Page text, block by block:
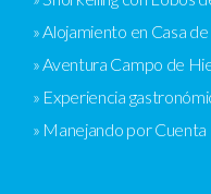
» Alojamiento en Casa
» Aventura Campo de
» Experiencia
» Manejando por